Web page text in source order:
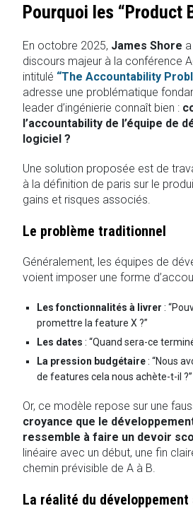
Pourquoi les “Product
En octobre 2025, James Shore
discours majeur à la conférence
intitulé “The Accountability
adresse une problématique
leader d’ingénierie connaît bien :
l’accountability de l’équipe de
logiciel ?
Une solution proposée est de
à la définition de paris sur le
gains et risques associés.
Le problème traditionnel
Généralement, les équipes de
voient imposer une forme
Les fonctionnalités à livrer :
promettre la feature X ?”
Les dates : “Quand sera-ce
La pression budgétaire: “Nous
de features cela nous achète-t-il ?”
Or, ce modèle repose sur une
croyance que le
ressemble à faire un devoir
linéaire avec un début, une fin
chemin prévisible de A à B.
La réalité du développement